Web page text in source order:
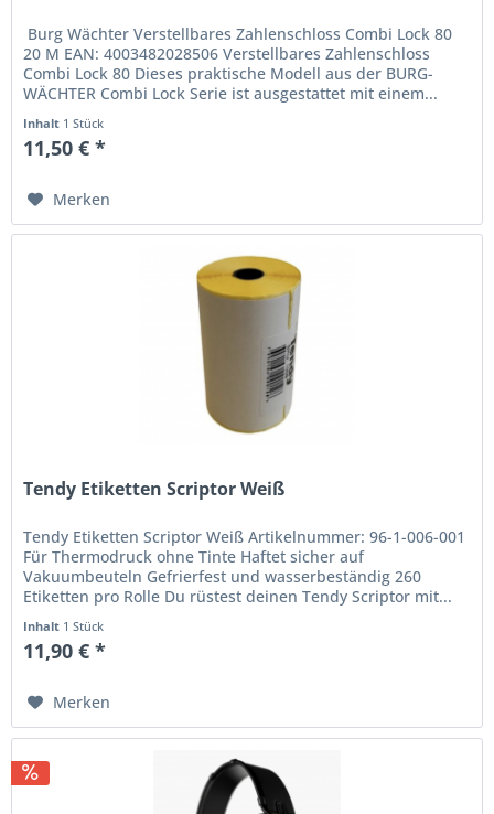
Burg Wächter Verstellbares Zahlenschloss Combi Lock 80
20 M EAN: 4003482028506 Verstellbares Zahlenschloss
Combi Lock 80 Dieses praktische Modell aus der BURG-
WÄCHTER Combi Lock Serie ist ausgestattet mit einem...
Inhalt 1 Stück
11,50 € *
Merken
Tendy Etiketten Scriptor Weiß
Tendy Etiketten Scriptor Weiß Artikelnummer: 96-1-006-001
Für Thermodruck ohne Tinte Haftet sicher auf
Vakuumbeuteln Gefrierfest und wasserbeständig 260
Etiketten pro Rolle Du rüstest deinen Tendy Scriptor mit...
Inhalt 1 Stück
11,90 € *
Merken